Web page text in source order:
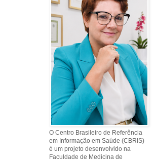
O Centro Brasileiro de Referência
em Informação em Saúde (CBRIS)
é um projeto desenvolvido na
Faculdade de Medicina de